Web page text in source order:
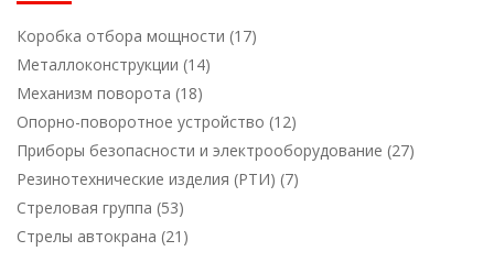
Коробка отбора мощности (17)
Металлоконструкции (14)
Механизм поворота (18)
Опорно-поворотное устройство (12)
Приборы безопасности и электрооборудование (27)
Резинотехнические изделия (РТИ) (7)
Стреловая группа (53)
Стрелы автокрана (21)